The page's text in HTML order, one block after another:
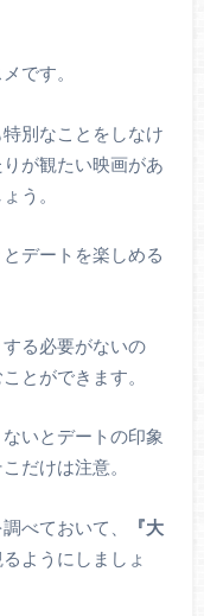
です。
別なことをしなけ
が観たい映画があ
う。
デートを楽しめる
る必要がないの
とができます。
いとデートの印象
だけは注意。
べておいて、
『大
ようにしましょ